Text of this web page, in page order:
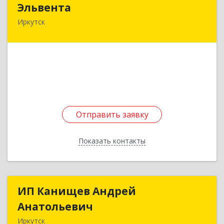
Эльвента
Иркутск
Отправить заявку
Показать контакты
664007, Иркутская обл, Иркутск г, Франк-
Отправить заявку
Назад
ИП Канищев Андрей
Анатольевич
Иркутск
ИП Канищев Андрей